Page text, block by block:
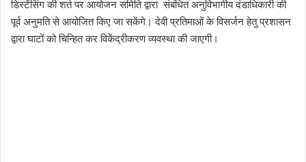
डिस्टेंसिंग की शर्त पर आयोजन समिति द्वारा संबंधित अनुविभागीय दंडाधिकारी की
पूर्व अनुमति से आयोजित किए जा सकेंगे। देवी प्रतिमाओं के विसर्जन हेतु प्रशासन
द्वारा घाटों को चिन्हित कर विकेंद्रीकरण व्यवस्था की जाएगी।